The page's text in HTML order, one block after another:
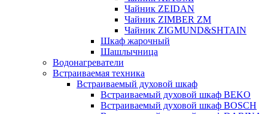
Чайник ZEIDAN
Чайник ZIMBER ZM
Чайник ZIGMUND&SHTAIN
Шкаф жарочный
Шашлычница
Водонагреватели
Встраиваемая техника
Встраиваемый духовой шкаф
Встраиваемый духовой шкаф BEKO
Встраиваемый духовой шкаф BOSCH